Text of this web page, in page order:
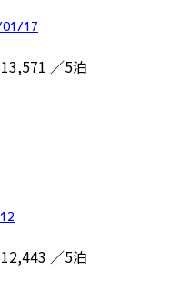
01/17
／5泊
／5泊